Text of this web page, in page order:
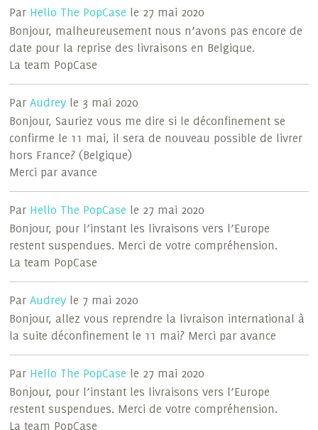
Par Hello The PopCase le 27 mai 2020
Bonjour, malheureusement nous n’avons pas encore de
date pour la reprise des livraisons en Belgique.
La team PopCase
ParAudrey le 3 mai 2020
Bonjour, Sauriez vous me dire si le déconfinement se
confirme le 11 mai, il sera de nouveau possible de livrer
hors France? (Belgique)
Merci par avance
Par Hello The PopCase le 27 mai 2020
Bonjour, pour l’instant les livraisons vers l’Europe
restent suspendues. Merci de votre compréhension.
La team PopCase
ParAudrey le 7 mai 2020
Bonjour, allez vous reprendre la livraison international à
la suite déconfinement le 11 mai? Merci par avance
Par Hello The PopCase le 27 mai 2020
Bonjour, pour l’instant les livraisons vers l’Europe
restent suspendues. Merci de votre compréhension.
La team PopCase